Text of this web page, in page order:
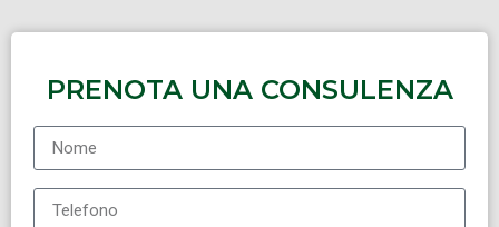
PRENOTA UNA CONSULENZA